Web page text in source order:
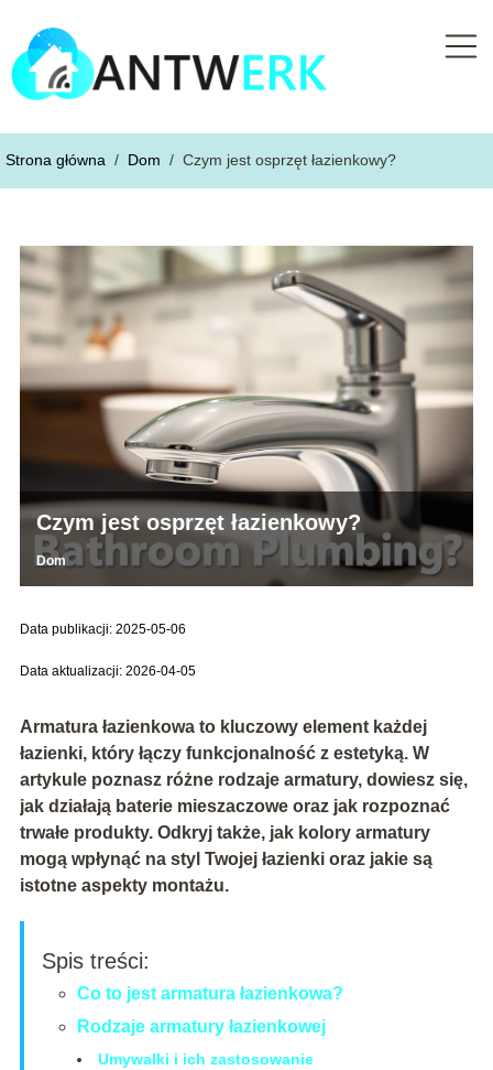
Strona główna / Dom / Czym jest osprzęt łazienkowy?
Czym jest osprzęt łazienkowy?
Dom
Data publikacji: 2025-05-06
Data aktualizacji: 2026-04-05
Armatura łazienkowa to kluczowy element każdej
łazienki, który łączy funkcjonalność z estetyką. W
artykule poznasz różne rodzaje armatury, dowiesz się,
jak działają baterie mieszaczowe oraz jak rozpoznać
trwałe produkty. Odkryj także, jak kolory armatury
mogą wpłynąć na styl Twojej łazienki oraz jakie są
istotne aspekty montażu.
Spis treści:
Co to jest armatura łazienkowa?
Rodzaje armatury łazienkowej
Umywalki i ich zastosowanie